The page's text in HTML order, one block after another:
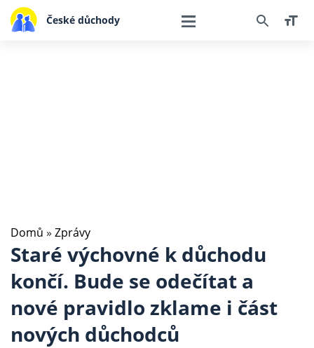
České důchody
Domů » Zprávy
Staré výchovné k důchodu
končí. Bude se odečítat a
nové pravidlo zklame i část
nových důchodců